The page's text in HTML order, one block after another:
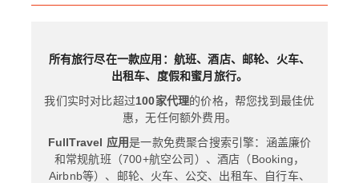
所有旅行尽在一款应用：航班、酒店、邮轮、火车、
出租车、度假和蜜月旅行。
我们实时对比超过100家代理的价格，帮您找到最佳优
惠，无任何额外费用。
FullTravel 应用是一款免费聚合搜索引擎：涵盖廉价
和常规航班（700+航空公司）、酒店（Booking，
Airbnb等）、邮轮、火车、公交、出租车、自行车、